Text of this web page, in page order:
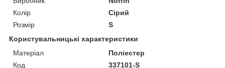
Колір
Сірий
Розмір
S
Користувальницькі характеристики
Матеріал
Поліестер
Код
337101-S